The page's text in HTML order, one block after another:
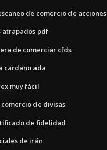
de comercio de acciones
atrapados pdf
de comerciar cfds
cardano ada
muy fácil
de divisas
de fidelidad
de irán